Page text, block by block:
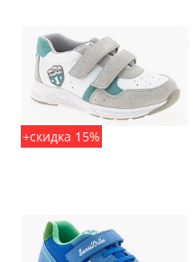
+скидка 15%